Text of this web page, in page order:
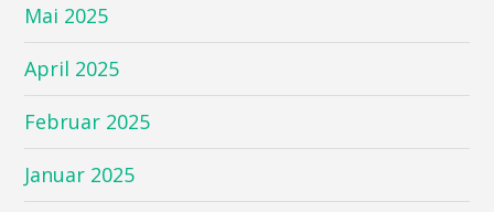
Mai 2025
April 2025
Februar 2025
Januar 2025